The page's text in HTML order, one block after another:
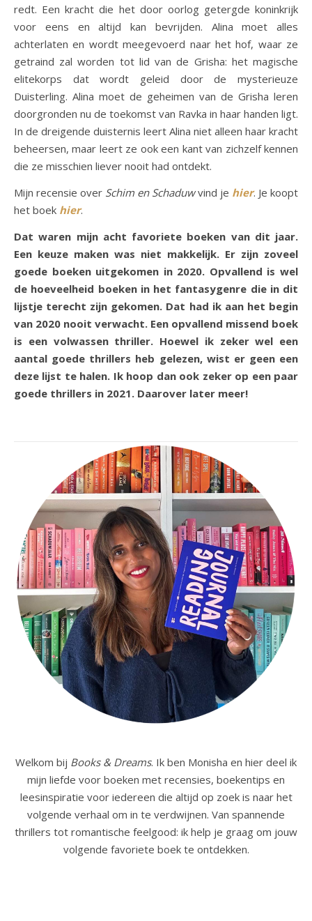
redt. Een kracht die het door oorlog getergde koninkrijk
voor eens en altijd kan bevrijden. Alina moet alles
achterlaten en wordt meegevoerd naar het hof, waar ze
getraind zal worden tot lid van de Grisha: het magische
elitekorps dat wordt geleid door de mysterieuze
Duisterling. Alina moet de geheimen van de Grisha leren
doorgronden nu de toekomst van Ravka in haar handen ligt.
In de dreigende duisternis leert Alina niet alleen haar kracht
beheersen, maar leert ze ook een kant van zichzelf kennen
die ze misschien liever nooit had ontdekt.
Mijn recensie over Schim en Schaduwvind je hier. Je koopt
het boek hier.
Dat waren mijn acht favoriete boeken van dit jaar.
Een keuze maken was niet makkelijk. Er zijn zoveel
goede boeken uitgekomen in 2020. Opvallend is wel
de hoeveelheid boeken in het fantasygenre die in dit
lijstje terecht zijn gekomen. Dat had ik aan het begin
van 2020 nooit verwacht. Een opvallend missend boek
is een volwassen thriller. Hoewel ik zeker wel een
aantal goede thrillers heb gelezen, wist er geen een
deze lijst te halen. Ik hoop dan ook zeker op een paar
goede thrillers in 2021. Daarover later meer!
Welkom bij Books & Dreams. Ik ben Monisha en hier deel ik
mijn liefde voor boeken met recensies, boekentips en
leesinspiratie voor iedereen die altijd op zoek is naar het
volgende verhaal om in te verdwijnen. Van spannende
thrillers tot romantische feelgood: ik help je graag om jouw
volgende favoriete boek te ontdekken.